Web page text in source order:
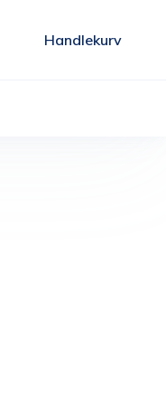
Handlekurv